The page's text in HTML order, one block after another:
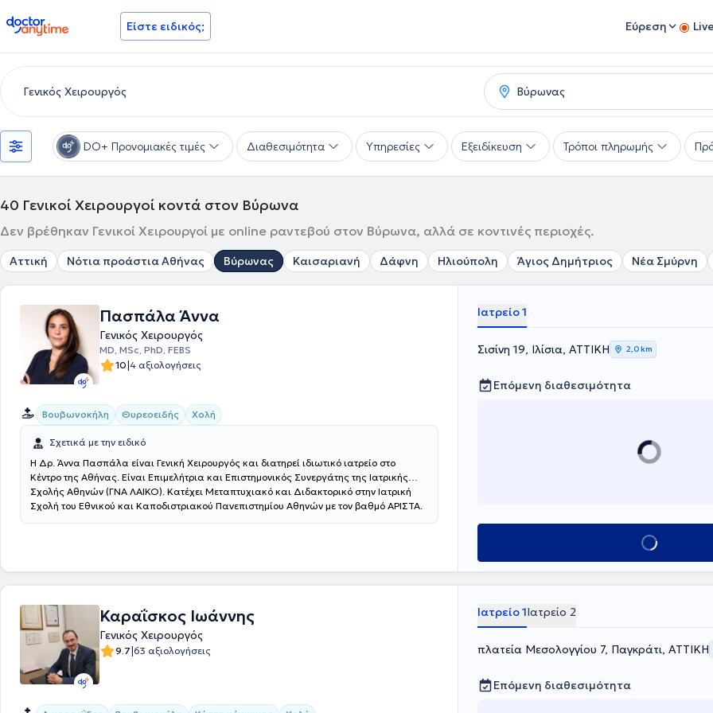
doctoranytime Είστε ειδικός; Εύρεση
DO+ Προνομιακές τιμές Διαθεσιμότητα Υπηρεσίες Εξειδίκευση Τρόποι πληρωμής
40 Γενικοί Χειρουργοί κοντά στον Βύρωνα
Δεν βρέθηκαν Γενικοί Χειρουργοί με online ραντεβού στον Βύρωνα, αλλά σε κοντινές περιοχές.
Αττική Νότια προάστια Αθήνας Βύρωνας Καισαριανή Δάφνη Ηλιούπολη Άγιος Δημήτριος Νέα Σμύρνη
Πασπάλα Άννα
Γενικός Χειρουργός
MD, MSc, PhD, FEBS
10|4 αξιολογήσεις
Βουβωνοκήλη Θυρεοειδής Χολή
Σχετικά με την ειδικό
Η Δρ. Άννα Πασπάλα είναι Γενική Χειρουργός και διατηρεί ιδιωτικό ιατρείο στο
Κέντρο της Αθήνας. Είναι Επιμελήτρια και Επιστημονικός Συνεργάτης της Ιατρικής
Σχολής Αθηνών (ΓΝΑ ΛΑΙΚΟ). Κατέχει Μεταπτυχιακό και Διδακτορικό στην Ιατρική
Σχολή του Εθνικού και Καποδιστριακού Πανεπιστημίου Αθηνών με τον βαθμό ΑΡΙΣΤΑ.
Ιατρείο 1
Σισίνη 19, Ιλίσια, ΑΤΤΙΚΗ 2,0 km
Επόμενη διαθεσιμότητα
Κλείσε ραντεβού
Καραΐσκος Ιωάννης
Γενικός Χειρουργός
9.7|63 αξιολογήσεις
Ιατρείο 1Ιατρείο 2
πλατεία Μεσολογγίου 7, Παγκράτι, ΑΤΤΙΚΗ
Επόμενη διαθεσιμότητα